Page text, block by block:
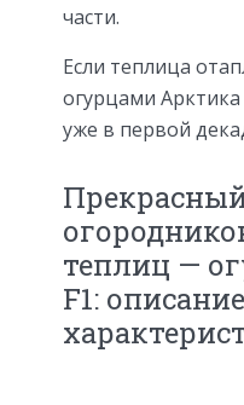
части.
Если теплица
огурцами
уже в первой
теплиц —
F1: